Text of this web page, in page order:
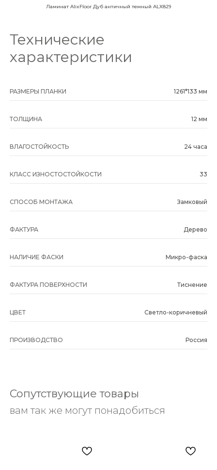
Ламинат AlixFloor Дуб античный темный ALX829
Технические
характеристики
РАЗМЕРЫ ПЛАНКИ 1261*133 мм
ТОЛЩИНА 12 мм
ВЛАГОСТОЙКОСТЬ 24 часа
КЛАСС ИЗНОСТОСТОЙКОСТИ 33
СПОСОБ МОНТАЖА Замковый
ФАКТУРА Дерево
НАЛИЧИЕ ФАСКИ Микро-фаска
ФАКТУРА ПОВЕРХНОСТИ Тиснение
ЦВЕТ Светло-коричневый
ПРОИЗВОДСТВО Россия
Сопутствующие товары
вам так же могут понадобиться